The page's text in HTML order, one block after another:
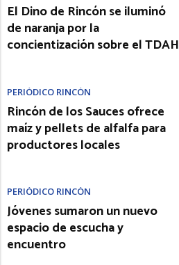
El Dino de Rincón se iluminó
de naranja por la
concientización sobre el TDAH
PERIÓDICO RINCÓN
Rincón de los Sauces ofrece
maíz y pellets de alfalfa para
productores locales
PERIÓDICO RINCÓN
Jóvenes sumaron un nuevo
espacio de escucha y
encuentro